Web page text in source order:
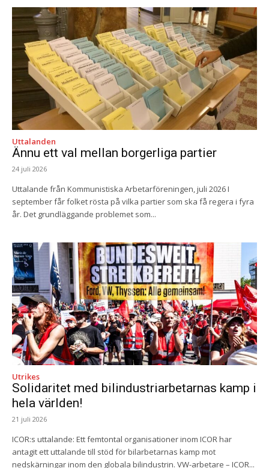
Uttalanden
Ännu ett val mellan borgerliga partier
24 juli 2026
Uttalande från Kommunistiska Arbetarföreningen, juli 2026 I
september får folket rösta på vilka partier som ska få regera i fyra
år. Det grundläggande problemet som...
Utrikes
Solidaritet med bilindustriarbetarnas kamp i
hela världen!
21 juli 2026
ICOR:s uttalande: Ett femtontal organisationer inom ICOR har
antagit ett uttalande till stöd för bilarbetarnas kamp mot
nedskärningar inom den globala bilindustrin. VW-arbetare – ICOR...